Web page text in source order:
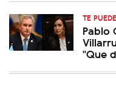
TE
Pablo
"Que